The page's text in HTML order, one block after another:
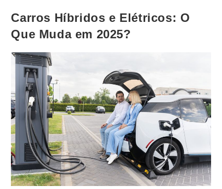
Carros Híbridos e Elétricos: O
Que Muda em 2025?